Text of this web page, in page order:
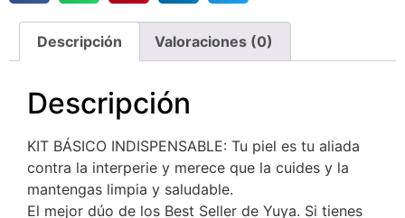
Descripción Valoraciones (0)
Descripción
contra la interperie y merece que la cuides y la
mantengas limpia y saludable.
El mejor dúo de los Best Seller de Yuya. Si tienes